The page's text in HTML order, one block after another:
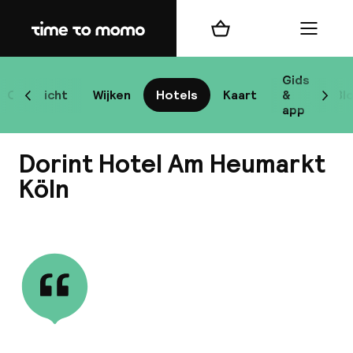
Home
Overzicht Wijken Hotels Kaart
Gids
&
app
Scroll naar links
Winkelmand Menu
Dorint Hotel Am Heumarkt
Köln